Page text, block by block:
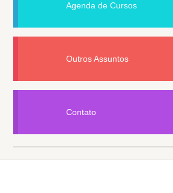
Agenda de Cursos
Outros Assuntos
Contato